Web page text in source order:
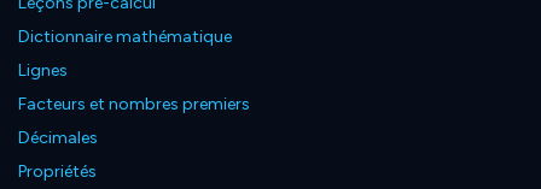
Dictionnaire mathématique
Lignes
Facteurs et nombres premiers
Décimales
Propriétés